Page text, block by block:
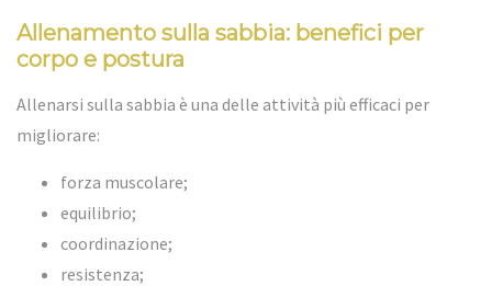
Allenamento sulla sabbia: benefici per
corpo e postura
Allenarsi sulla sabbia è una delle attività più efficaci per
migliorare:
forza muscolare;
equilibrio;
coordinazione;
resistenza;